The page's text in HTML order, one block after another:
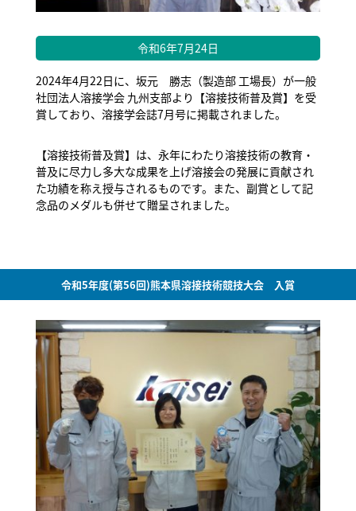
令和6年7月24日
2024年4月22日に、坂元 勝志（製造部 工場長）が一般
社団法人溶接学会 九州支部より【溶接技術普及賞】を受
賞しており、溶接学会誌7月号に掲載されました。
【溶接技術普及賞】は、永年にわたり溶接技術の教育・
普及に尽力し多大な成果を上げ溶接会の発展に貢献され
た功績を称え授与されるものです。また、副賞として記
念品のメダルも併せて贈呈されました。
令和5年度(第56回)熊本県溶接技術競技大会 入賞